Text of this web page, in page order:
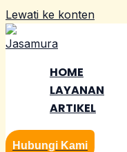
Lewati ke konten
HOME
LAYANAN
ARTIKEL
Hubungi Kami